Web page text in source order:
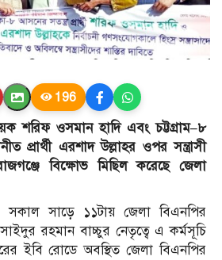
196
শরিফ ওসমান হাদি এবং চট্টগ্রাম–৮
প্রার্থী এরশাদ উল্লাহর ওপর সন্ত্রাসী
বিক্ষোভ মিছিল করেছে জেলা
সকাল সাড়ে ১১টায় জেলা বিএনপির
রহমান বাচ্চুর নেতৃত্বে এ কর্মসূচি
ইবি রোডে অবস্থিত জেলা বিএনপির